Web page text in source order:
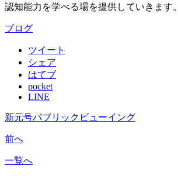
認知能力を学べる場を提供していきます。
ブログ
ツイート
シェア
はてブ
pocket
LINE
新元号パブリックビューイング
前へ
一覧へ